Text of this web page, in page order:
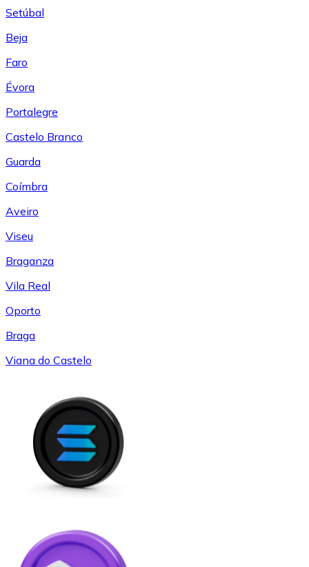
Setúbal
Beja
Faro
Évora
Portalegre
Castelo Branco
Guarda
Coímbra
Aveiro
Viseu
Braganza
Vila Real
Oporto
Braga
Viana do Castelo